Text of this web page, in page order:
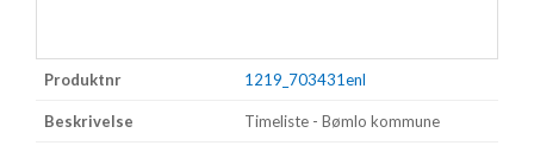
1219_703431enl
Timeliste - Bømlo kommune